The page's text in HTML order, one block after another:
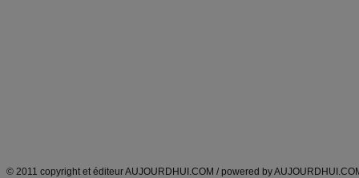
© 2011 copyright et éditeur AUJOURDHUI.COM / powered by